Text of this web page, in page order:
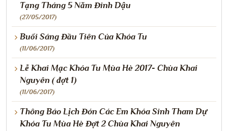
Tạng Tháng 5 Năm Đinh Dậu
(27/05/2017)
Buổi Sáng Đầu Tiên Của Khóa Tu
(11/06/2017)
Lễ Khai Mạc Khóa Tu Mùa Hè 2017- Chùa Khai
Nguyên ( đợt 1)
(11/06/2017)
Thông Báo Lịch Đón Các Em Khóa Sinh Tham Dự
Khóa Tu Mùa Hè Đợt 2 Chùa Khai Nguyên